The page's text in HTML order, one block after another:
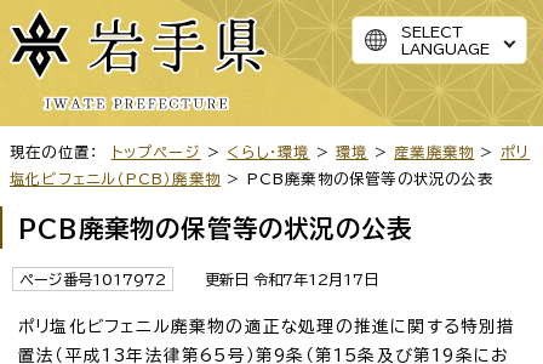
SELECT
LANGUAGE
現在の位置： トップページ > くらし・環境 >環境 > 産業廃棄物 > ポリ
塩化ビフェニル（PCB）廃棄物 > PCB廃棄物の保管等の状況の公表
PCB廃棄物の保管等の状況の公表
ページ番号1017972 更新日 令和7年12月17日
ポリ塩化ビフェニル廃棄物の適正な処理の推進に関する特別措
置法（平成13年法律第65号）第9条（第15条及び第19条にお